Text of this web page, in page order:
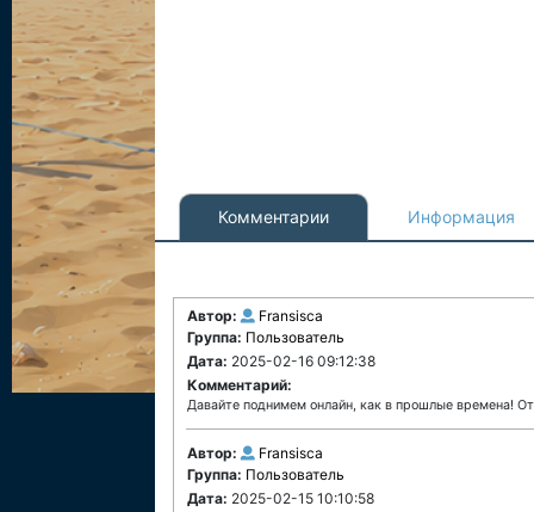
Комментарии Информация
Автор:
Fransisca
Группа: Пользователь
Дата: 2025-02-16 09:12:38
Комментарий:
Давайте поднимем онлайн, как в прошлые времена!
Автор:
Fransisca
Группа: Пользователь
Дата: 2025-02-15 10:10:58